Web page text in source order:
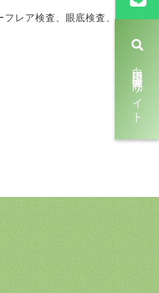
白内障手術専門サイト
フレア検査、眼底検査、